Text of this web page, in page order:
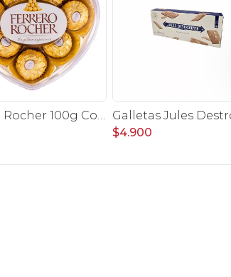
Ferrero Rocher 100g Corazón
$4.900